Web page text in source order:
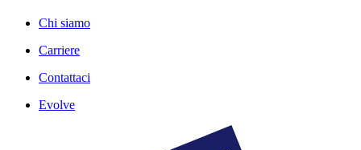
Chi siamo
Carriere
Contattaci
Evolve